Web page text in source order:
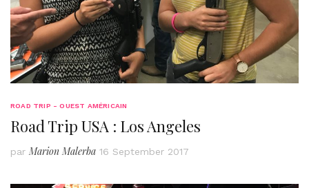
ROAD TRIP - OUEST AMÉRICAIN
Road Trip USA : Los Angeles
par Marion Malerba 16 September 2017